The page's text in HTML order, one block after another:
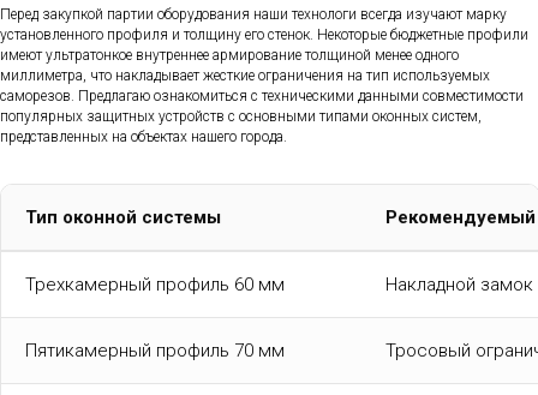
Перед закупкой партии оборудования наши технологи всегда изучают марку
установленного профиля и толщину его стенок. Некоторые бюджетные профили
имеют ультратонкое внутреннее армирование толщиной менее одного
миллиметра, что накладывает жесткие ограничения на тип используемых
саморезов. Предлагаю ознакомиться с техническими данными совместимости
популярных защитных устройств с основными типами оконных систем,
представленных на объектах нашего города.
Тип оконной системы Рекомендуемый
Трехкамерный профиль 60 мм Накладной замок
Пятикамерный профиль 70 мм Тросовый